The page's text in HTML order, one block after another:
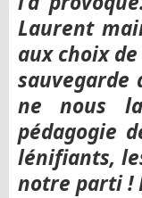
Laurent
aux choix
sauvegarde
ne nous
pédagogie
lénifiants,
notre parti !